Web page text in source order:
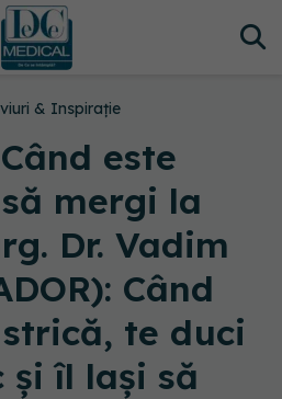
& Inspirație
Când este
mergi la
Dr. Vadim
Când
te duci
și îl lași să